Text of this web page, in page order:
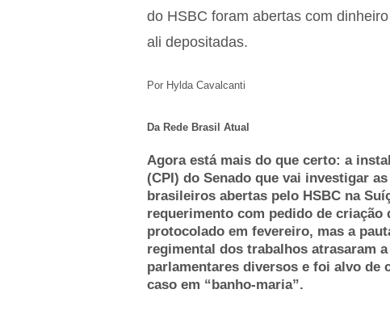
do HSBC foram abertas com
ali depositadas.
Por Hylda Cavalcanti
Da Rede Brasil Atual
Agora está mais do que certo: a
(CPI) do Senado que vai investigar
brasileiros abertas pelo HSBC na
requerimento com pedido de
protocolado em fevereiro, mas a
regimental dos trabalhos atrasaram
parlamentares diversos e foi alvo de
caso em “banho-maria”.